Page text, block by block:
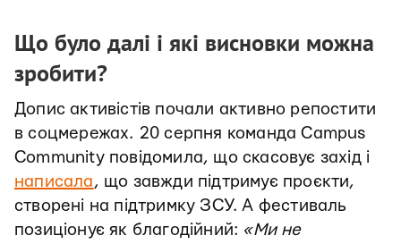
Що було далі і які висновки можна
зробити?
Допис активістів почали активно репостити
в соцмережах. 20 серпня команда Campus
Community повідомила, що скасовує захід і
написала, що завжди підтримує проєкти,
створені на підтримку ЗСУ. А фестиваль
позиціонує як благодійний: «Ми не